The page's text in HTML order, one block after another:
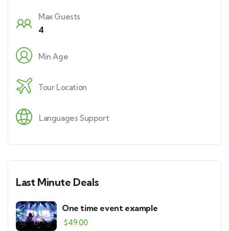
Max Guests
4
Min Age
Tour Location
Languages Support
Last Minute Deals
One time event example
$49.00